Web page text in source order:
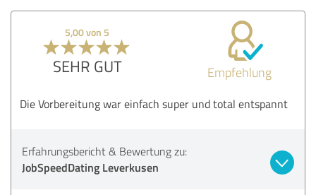
5,00 von 5
SEHR GUT Empfehlung
Die Vorbereitung war einfach super und total entspannt
Erfahrungsbericht & Bewertung zu:
JobSpeedDating Leverkusen